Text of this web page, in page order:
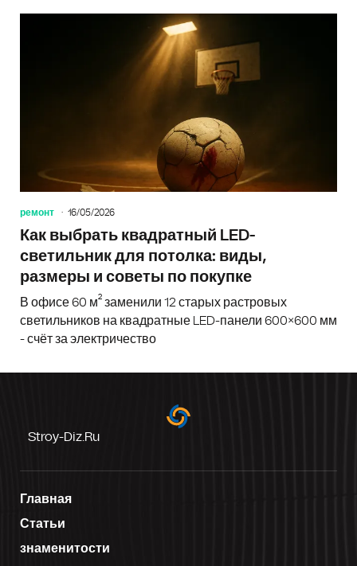
ремонт 16/05/2026
Как выбрать квадратный LED-
светильник для потолка: виды,
размеры и советы по покупке
В офисе 60 м² заменили 12 старых растровых
светильников на квадратные LED-панели 600×600 мм
- счёт за электричество
Stroy-Diz.ru
Главная
Статьи
знаменитости